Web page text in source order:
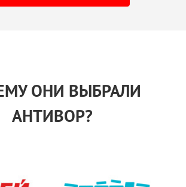
ОНИ ВЫБРАЛИ
АНТИВОР?